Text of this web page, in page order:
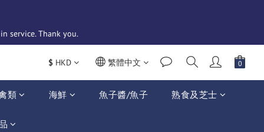
service. Thank you.
$ HKD 繁體中文
類 海鮮 魚子醬/魚子 熟食及芝士